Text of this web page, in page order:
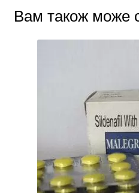
Вам також може